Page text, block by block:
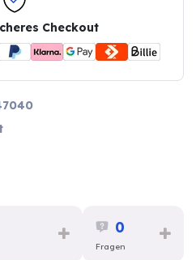
Checkout
0
Fragen